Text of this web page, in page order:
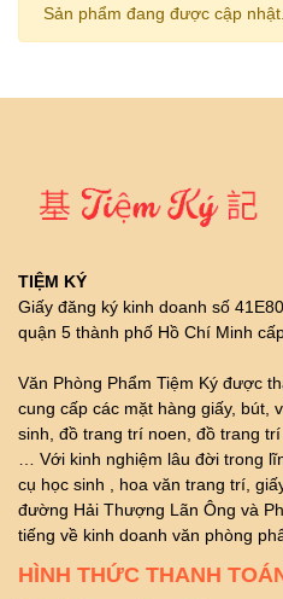
Sản phẩm đang được cập nhật.
TIỆM KÝ
Giấy đăng ký kinh doanh số
quận 5 thành phố Hồ Chí Minh
Văn Phòng Phẩm Tiệm Ký được
cung cấp các mặt hàng giấy, bút,
sinh, đồ trang trí noen, đồ trang
… Với kinh nghiệm lâu đời trong
cụ học sinh , hoa văn trang trí,
đường Hải Thượng Lãn Ông và
tiếng về kinh doanh văn phòng
HÌNH THỨC THANH